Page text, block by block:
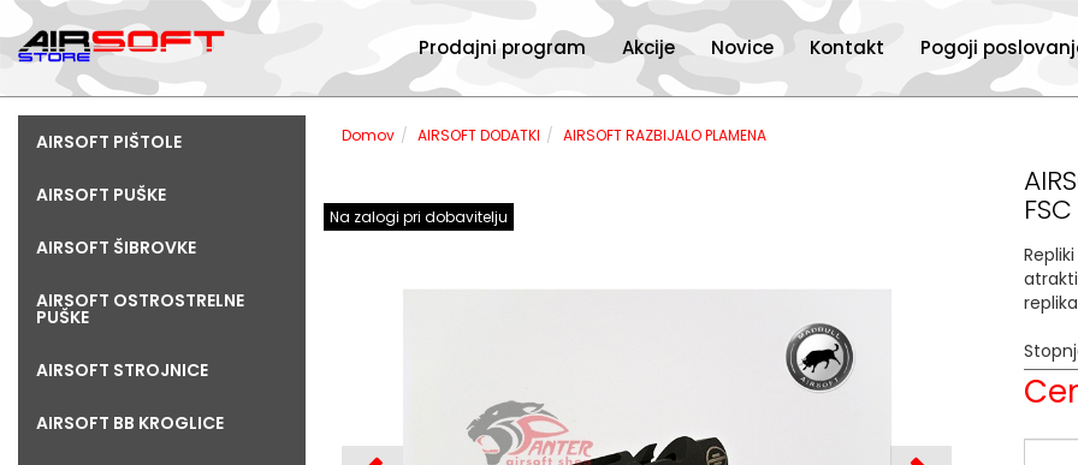
Prodajni program Akcije Novice Kontakt Pogoji
AIRSOFT PIŠTOLE
AIRSOFT PUŠKE
AIRSOFT ŠIBROVKE
AIRSOFT OSTROSTRELNE
PUŠKE
AIRSOFT STROJNICE
AIRSOFT BB KROGLICE
Domov AIRSOFT DODATKI AIRSOFT RAZBIJALO PLAMENA
Na zalogi pri dobavitelju